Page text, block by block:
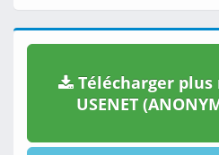
Télécharger
USENET